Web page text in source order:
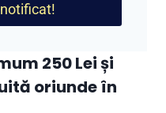
250 Lei și
oriunde în